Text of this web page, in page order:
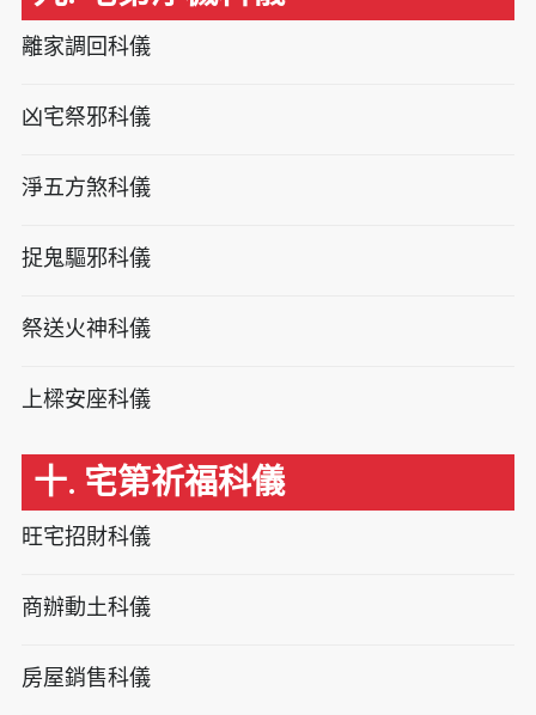
離家調回科儀
凶宅祭邪科儀
淨五方煞科儀
捉鬼驅邪科儀
祭送火神科儀
上樑安座科儀
十. 宅第祈福科儀
旺宅招財科儀
商辦動土科儀
房屋銷售科儀